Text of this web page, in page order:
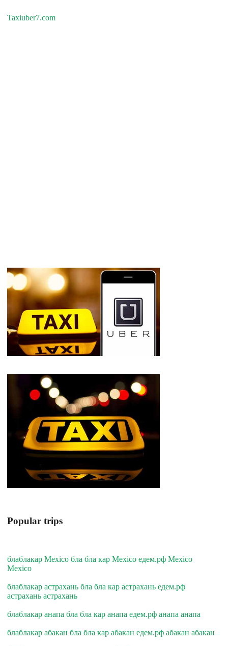
Taxiuber7.com
Popular trips
блаблакар Mexico бла бла кар Mexico едем.рф Mexico
Mexico
блаблакар астрахань бла бла кар астрахань едем.рф
астрахань астрахань
блаблакар анапа бла бла кар анапа едем.рф анапа анапа
блаблакар абакан бла бла кар абакан едем.рф абакан абакан